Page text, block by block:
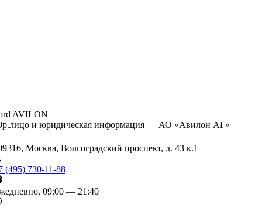
AVILON
и юридическая информация — АО «Авилон АГ»
Москва, Волгоградский проспект, д. 43 к.1
(495) 730-11-88
09:00 — 21:40